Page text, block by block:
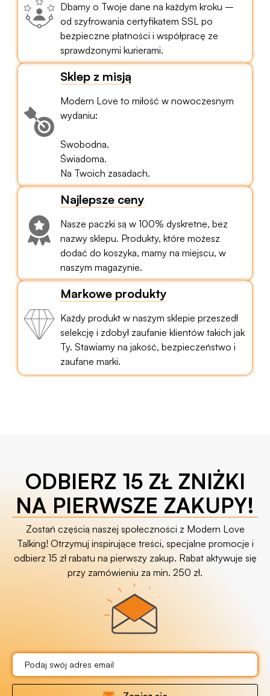
Dbamy o Twoje dane na każdym kroku –
od szyfrowania certyfikatem SSL po
bezpieczne płatności i współpracę ze
sprawdzonymi kurierami.
Sklep z misją
Modern Love to miłość w nowoczesnym
wydaniu:
Swobodna.
Świadoma.
Na Twoich zasadach.
Najlepsze ceny
Nasze paczki są w 100% dyskretne, bez
nazwy sklepu. Produkty, które możesz
dodać do koszyka, mamy na miejscu, w
naszym magazynie.
Markowe produkty
Każdy produkt w naszym sklepie przeszedł
selekcję i zdobył zaufanie klientów takich jak
Ty. Stawiamy na jakość, bezpieczeństwo i
zaufane marki.
ODBIERZ 15 ZŁ ZNIŻKI
NA PIERWSZE ZAKUPY!
Zostań częścią naszej społeczności z Modern Love
Talking! Otrzymuj inspirujące treści, specjalne promocje i
odbierz 15 zł rabatu na pierwszy zakup. Rabat aktywuje się
przy zamówieniu za min. 250 zł.